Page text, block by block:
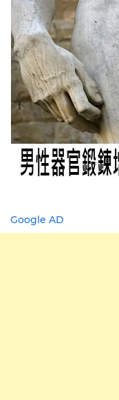
Google AD